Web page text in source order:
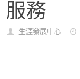
服務
生涯發展中心